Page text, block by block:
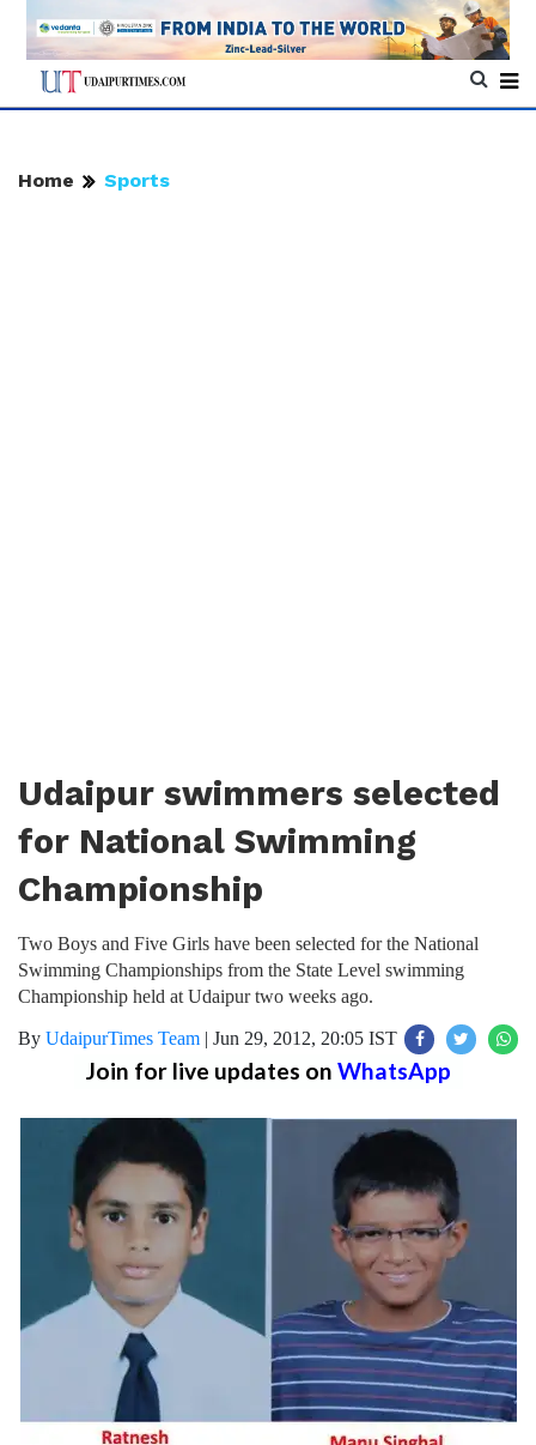
Home Sports
Udaipur swimmers selected
for National Swimming
Championship
Two Boys and Five Girls have been selected for the National
Swimming Championships from the State Level swimming
Championship held at Udaipur two weeks ago.
By UdaipurTimes Team | Jun 29, 2012, 20:05 IST
Join for live updates on WhatsApp